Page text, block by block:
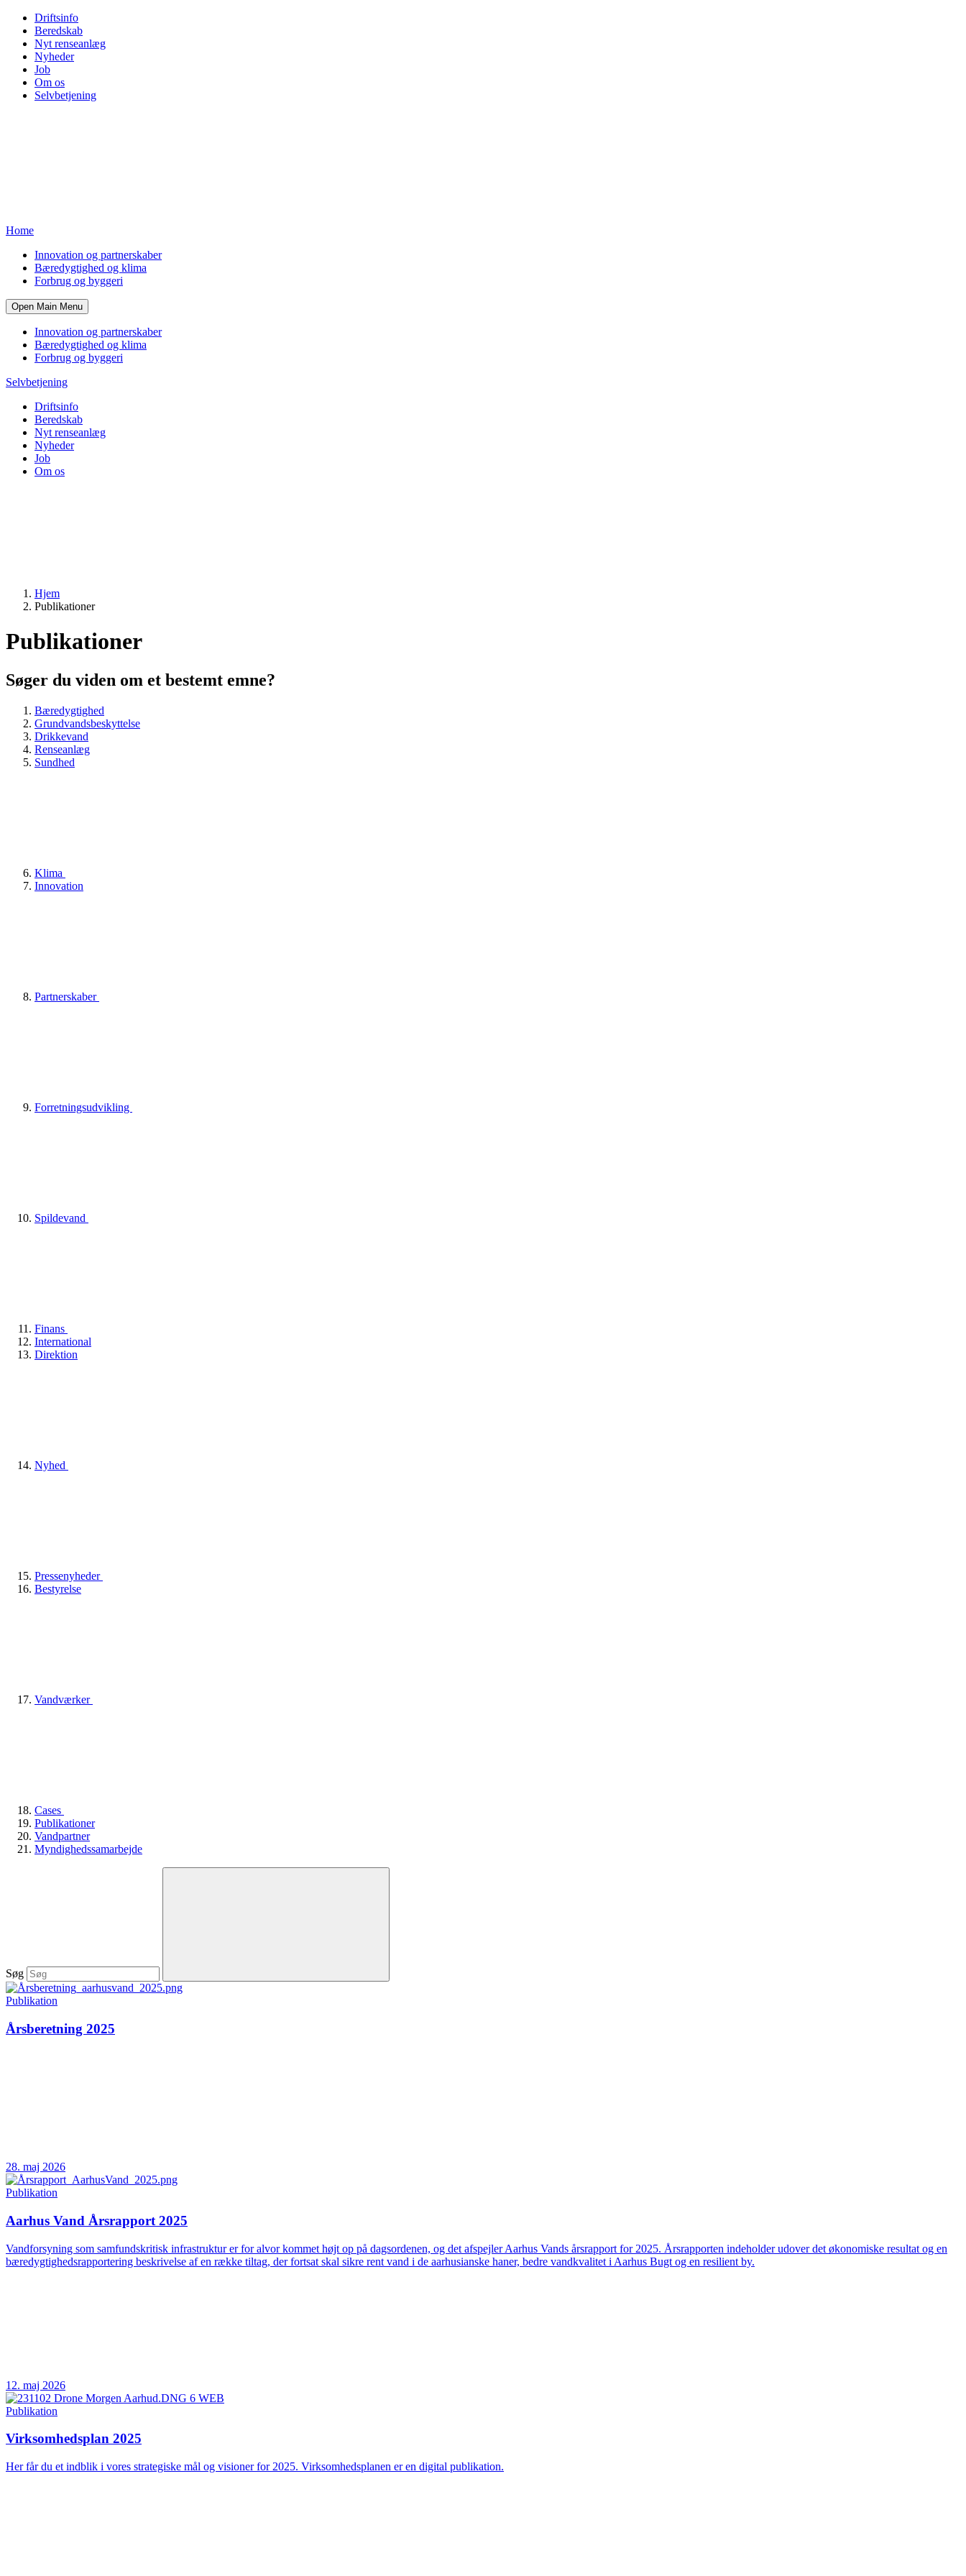
Driftsinfo
Beredskab
Nyt renseanlæg
Nyheder
Job
Om os
Selvbetjening
Home
Innovation og partnerskaber
Bæredygtighed og klima
Forbrug og byggeri
Open Main Menu
Innovation og partnerskaber
Bæredygtighed og klima
Forbrug og byggeri
Selvbetjening
Driftsinfo
Beredskab
Nyt renseanlæg
Nyheder
Job
Om os
Hjem
Publikationer
Publikationer
Søger du viden om et bestemt emne?
Bæredygtighed
Grundvandsbeskyttelse
Drikkevand
Renseanlæg
Sundhed
Klima
Innovation
Partnerskaber
Forretningsudvikling
Spildevand
Finans
International
Direktion
Nyhed
Pressenyheder
Bestyrelse
Vandværker
Cases
Publikationer
Vandpartner
Myndighedssamarbejde
Søg
Publikation
Årsberetning 2025
28. maj 2026
Publikation
Aarhus Vand Årsrapport 2025
Vandforsyning som samfundskritisk infrastruktur er for alvor kommet højt op på dagsordenen, og det afspejler Aarhus Vands årsrapport for 2025. Årsrapporten indeholder udover det økonomiske resultat og en
bæredygtighedsrapportering beskrivelse af en række tiltag, der fortsat skal sikre rent vand i de aarhusianske haner, bedre vandkvalitet i Aarhus Bugt og en resilient by.
12. maj 2026
Publikation
Virksomhedsplan 2025
Her får du et indblik i vores strategiske mål og visioner for 2025. Virksomhedsplanen er en digital publikation.